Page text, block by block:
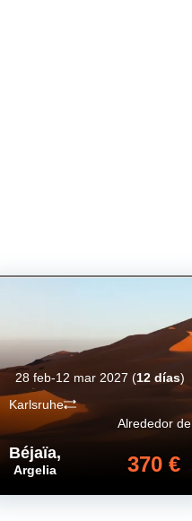
Béjaïa,
Argelia
Alrededor de
370 €
Karlsruhe
28 feb-12 mar 2027(12 días)